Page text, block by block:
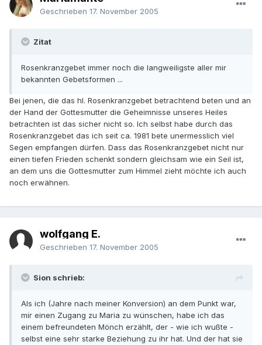
Geschrieben 17. November 2005
Zitat
Rosenkranzgebet immer noch die langweiligste aller mir
bekannten Gebetsformen ...
Bei jenen, die das hl. Rosenkranzgebet betrachtend beten und an
der Hand der Gottesmutter die Geheimnisse unseres Heiles
betrachten ist das sicher nicht so. Ich selbst habe durch das
Rosenkranzgebet das ich seit ca. 1981 bete unermesslich viel
Segen empfangen dürfen. Dass das Rosenkranzgebet nicht nur
einen tiefen Frieden schenkt sondern gleichsam wie ein Seil ist,
an dem uns die Gottesmutter zum Himmel zieht möchte ich auch
noch erwähnen.
wolfgang E.
Geschrieben 17. November 2005
Sion schrieb:
Als ich (Jahre nach meiner Konversion) an dem Punkt war,
mir einen Zugang zu Maria zu wünschen, habe ich das
einem befreundeten Mönch erzählt, der - wie ich wußte -
selbst eine sehr starke Beziehung zu ihr hat. Und der hat sie